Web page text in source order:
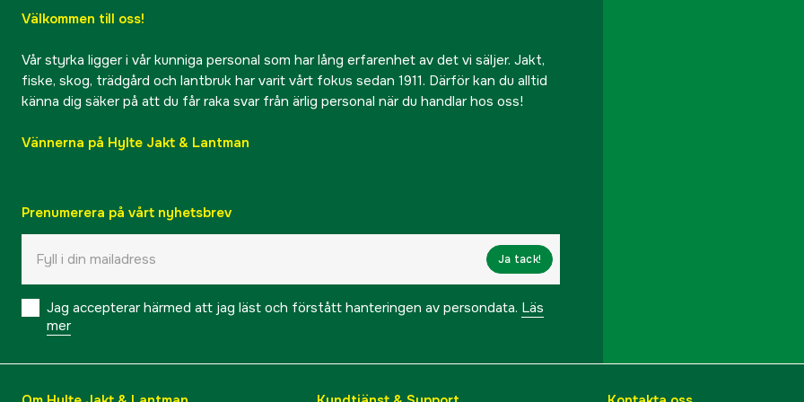
Välkommen till oss!
Vår styrka ligger i vår kunniga personal som har lång erfarenhet av det vi säljer. Jakt,
fiske, skog, trädgård och lantbruk har varit vårt fokus sedan 1911. Därför kan du alltid
känna dig säker på att du får raka svar från ärlig personal när du handlar hos oss!
Vännerna på Hylte Jakt & Lantman
Prenumerera på vårt nyhetsbrev
Ja tack!
Jag accepterar härmed att jag läst och förstått hanteringen av persondata. Läs
mer